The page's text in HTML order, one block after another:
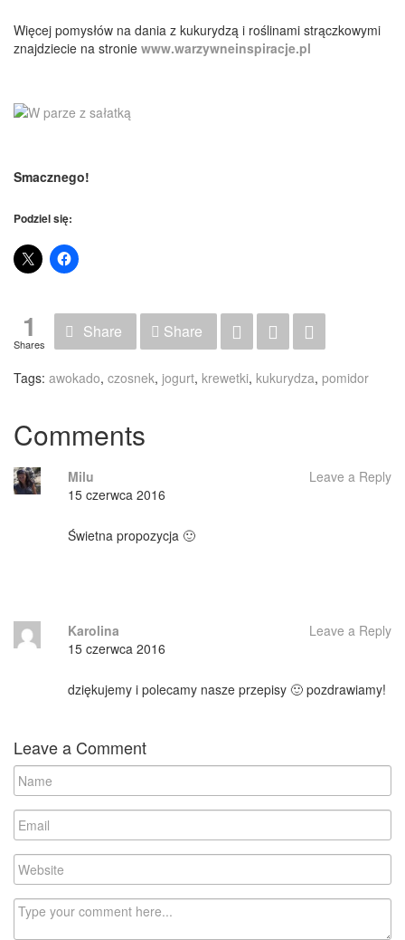
Więcej pomysłów na dania z kukurydzą i roślinami strączkowymi
znajdziecie na stronie www.warzywneinspiracje.pl
Smacznego!
Podziel się:
1
Shares
Share Share
Tags: awokado, czosnek, jogurt, krewetki, kukurydza, pomidor
Comments
Leave a Reply
Milu
15 czerwca 2016
Świetna propozycja 🙂
Leave a Reply
Karolina
15 czerwca 2016
dziękujemy i polecamy nasze przepisy 🙂 pozdrawiamy!
Leave a Comment